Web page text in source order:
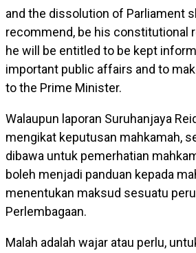
and the dissolution of Parliament
recommend, be his constitutional
he will be entitled to be kept
important public affairs and to
to the Prime Minister.
Walaupun laporan Suruhanjaya
mengikat keputusan mahkamah,
dibawa untuk pemerhatian
boleh menjadi panduan kepada
menentukan maksud sesuatu
Perlembagaan.
Malah adalah wajar atau perlu,